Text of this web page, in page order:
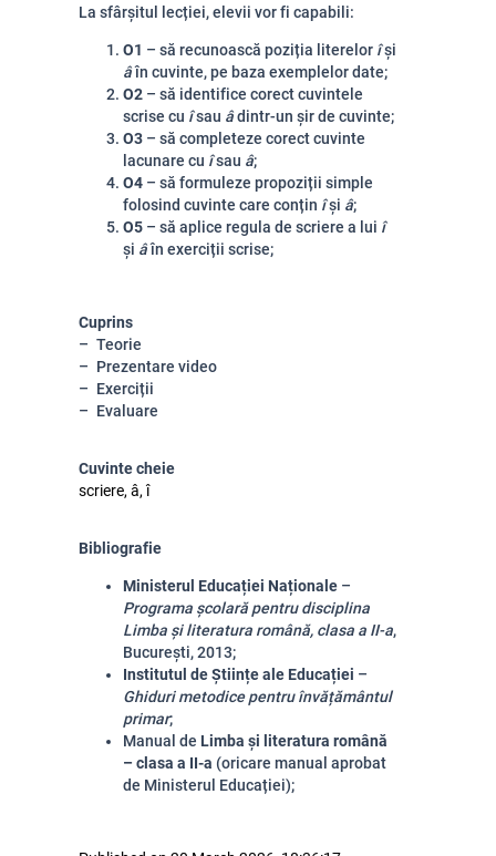
La sfârșitul lecției, elevii vor fi capabili:
O1 – să recunoască poziția literelor își
âîn cuvinte, pe baza exemplelor date;
O2 – să identifice corect cuvintele
scrise cu îsau âdintr-un șir de cuvinte;
O3 – să completeze corect cuvinte
lacunare cu îsau â;
O4 – să formuleze propoziții simple
folosind cuvinte care conțin își â;
O5 – să aplice regula de scriere a lui î
și âîn exerciții scrise;
Cuprins
Teorie
Prezentare video
Exerciții
Evaluare
Cuvinte cheie
scriere, â, î
Bibliografie
Ministerul Educației Naționale –
Programa școlară pentru disciplina
Limba și literatura română, clasa a II-a,
București, 2013;
Institutul de Științe ale Educației –
Ghiduri metodice pentru învățământul
primar;
Manual de Limba și literatura română
– clasa a II-a (oricare manual aprobat
de Ministerul Educației);